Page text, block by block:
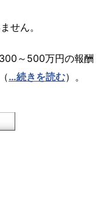
せん。
～500万円の報酬
…続きを読む）。